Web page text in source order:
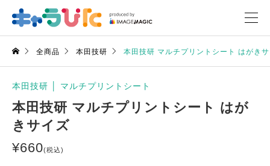
全商品 本田技研 本田技研 マルチプリントシート はがき
本田技研 マルチプリントシート
本田技研 マルチプリントシート はが
きサイズ
¥660(税込)